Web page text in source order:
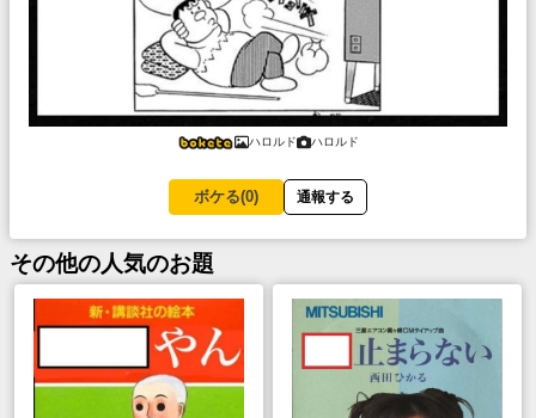
ハロルド ハロルド
ボケる(0) 通報する
その他の人気のお題